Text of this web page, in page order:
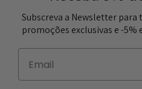
Subscreva a Newsletter para
promoções exclusivas e -5%